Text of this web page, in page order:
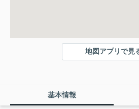
地図アプリで見
基本情報